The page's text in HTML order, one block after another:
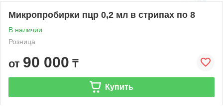
Микропробирки пцр 0,2 мл в стрипах по 8
В наличии
Розница
от 90 000 ₸
Купить